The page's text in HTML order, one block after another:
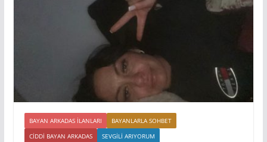
BAYAN ARKADAS ILANLARI
BAYANLARLA SOHBET
CIDDI BAYAN ARKADAS
SEVGILI ARIYORUM